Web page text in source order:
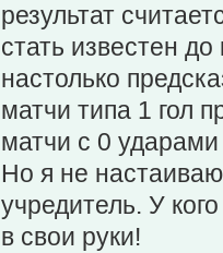
результат
стать известен
настолько
матчи типа 1 гол
матчи с 0
Но я не
учредитель. У
в свои руки!